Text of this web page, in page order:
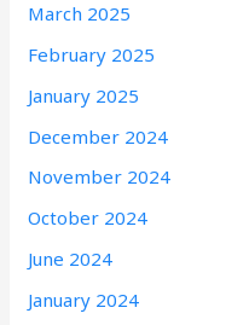
March 2025
February 2025
January 2025
December 2024
November 2024
October 2024
June 2024
January 2024